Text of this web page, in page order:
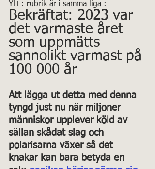
YLE: rubrik är i samma liga :
Bekräftat: 2023 var
det varmaste året
som uppmätts –
sannolikt varmast på
100 000 år
Att lägga ut detta med denna
tyngd just nu när miljoner
människor upplever köld av
sällan skådat slag och
polarisarna växer så det
knakar kan bara betyda en